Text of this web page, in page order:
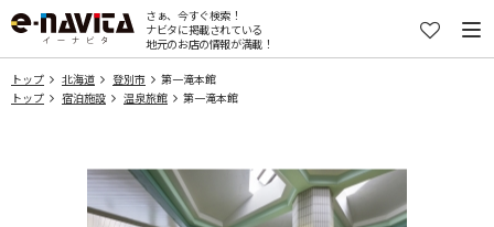
さぁ、今すぐ検索！
ナビタに掲載されている
地元のお店の情報が満載！
トップ 北海道 登別市
第一滝本館
トップ
宿泊施設 温泉旅館 第一滝本館